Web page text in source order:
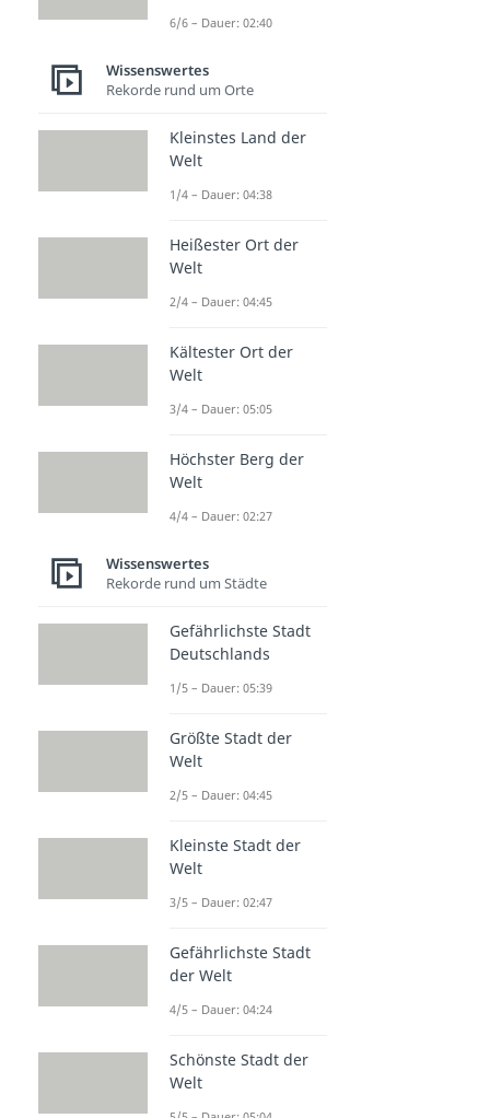
6/6 – Dauer: 02:40
Wissenswertes
Rekorde rund um Orte
Kleinstes Land der
Welt
1/4 – Dauer: 04:38
Heißester Ort der
Welt
2/4 – Dauer: 04:45
Kältester Ort der
Welt
3/4 – Dauer: 05:05
Höchster Berg der
Welt
4/4 – Dauer: 02:27
Wissenswertes
Rekorde rund um Städte
Gefährlichste Stadt
Deutschlands
1/5 – Dauer: 05:39
Größte Stadt der
Welt
2/5 – Dauer: 04:45
Kleinste Stadt der
Welt
3/5 – Dauer: 02:47
Gefährlichste Stadt
der Welt
4/5 – Dauer: 04:24
Schönste Stadt der
Welt